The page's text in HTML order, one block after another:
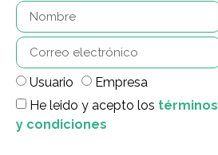
Usuario
Empresa
He leido y acepto los términos
y condiciones